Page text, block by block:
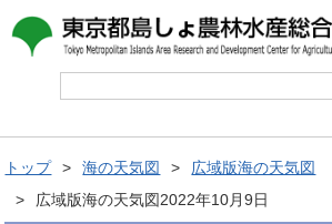
トップ 海の天気図
広域版海の天気図
広域版海の天気図2022年10月9日